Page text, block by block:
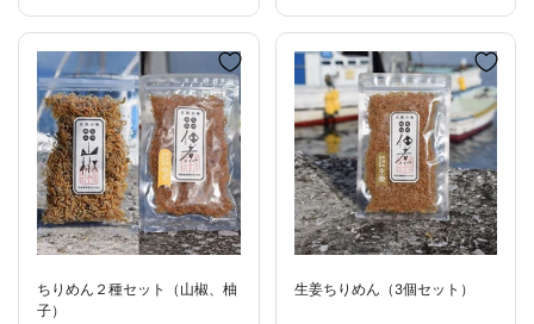
ちりめん２種セット（山椒、柚
子）
生姜ちりめん（3個セット）